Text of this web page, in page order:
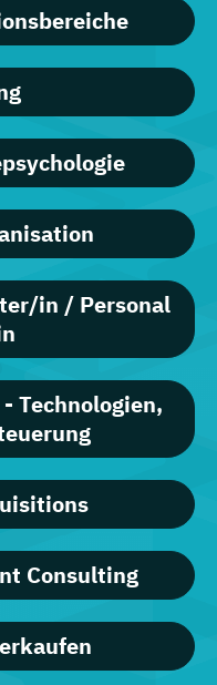
in / Personal
Technologien,
Consulting